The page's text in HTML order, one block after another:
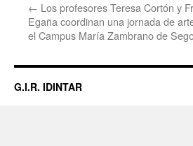
← Los profesores Teresa Cortón y
Egaña coordinan una jornada de
el Campus María Zambrano de
G.I.R. IDINTAR